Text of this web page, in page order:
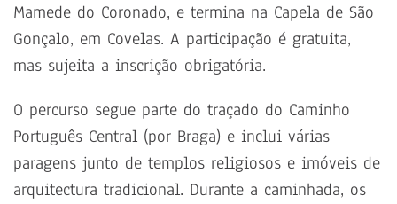
Mamede do Coronado, e termina na Capela de São
Gonçalo, em Covelas. A participação é gratuita,
mas sujeita a inscrição obrigatória.
O percurso segue parte do traçado do Caminho
Português Central (por Braga) e inclui várias
paragens junto de templos religiosos e imóveis de
arquitectura tradicional. Durante a caminhada, os